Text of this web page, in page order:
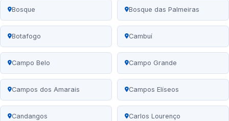
Bosque Bosque das Palmeiras
Botafogo Cambuí
Campo Belo Campo Grande
Campos dos Amarais Campos Elíseos
Candangos Carlos Lourenço